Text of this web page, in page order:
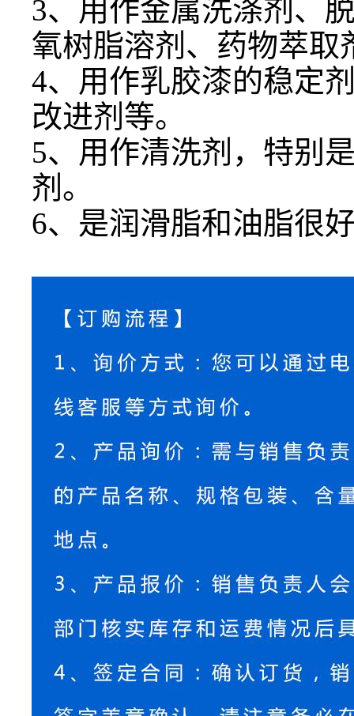
3、用作金属洗涤剂、
氧树脂溶剂、药物萃取
4、用作乳胶漆的稳定
改进剂等。
5、用作清洗剂，特别
剂。
6、是润滑脂和油脂很